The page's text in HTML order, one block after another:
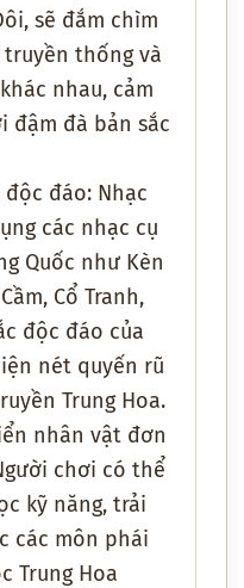
sẽ đắm chìm
thống và
nhau, cảm
đậm đà bản sắc
đáo: Nhạc
các nhạc cụ
Quốc như Kèn
Cổ Tranh,
độc đáo của
nét quyến rũ
Trung Hoa.
nhân vật đơn
chơi có thể
kỹ năng, trải
các môn phái
Trung Hoa